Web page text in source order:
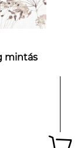
mintás